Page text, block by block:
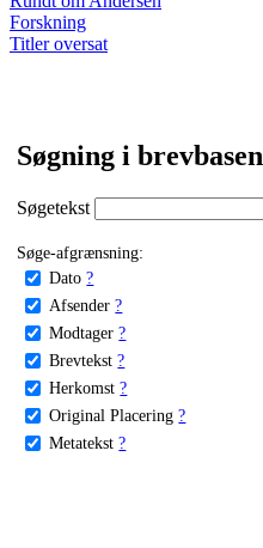
Forskning
Titler oversat
Søgning i brevbasen
Søgetekst
Søge-afgrænsning:
Dato ?
Afsender ?
Modtager ?
Brevtekst ?
Herkomst ?
Original Placering ?
Metatekst ?